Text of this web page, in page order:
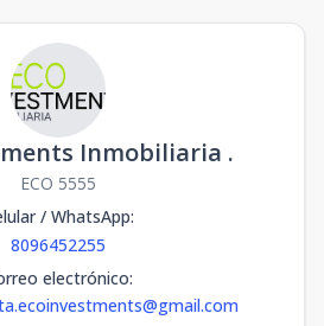
Inmobiliaria .
ECO 5555
/ WhatsApp:
8096452255
electrónico: